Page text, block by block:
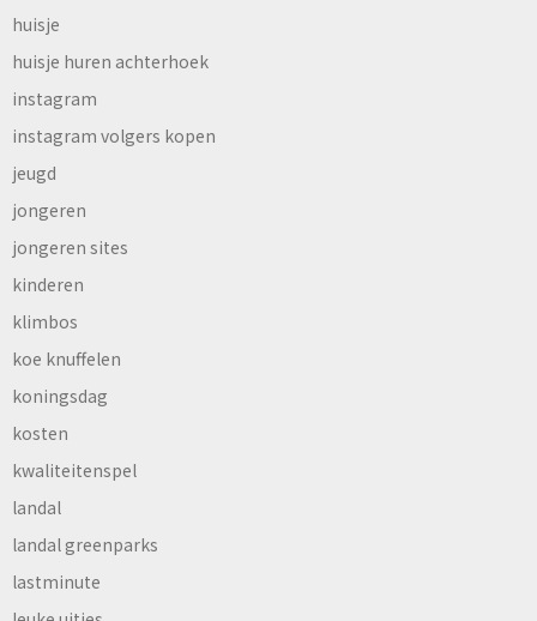
huisje
huisje huren achterhoek
instagram
instagram volgers kopen
jeugd
jongeren
jongeren sites
kinderen
klimbos
koe knuffelen
koningsdag
kosten
kwaliteitenspel
landal
landal greenparks
lastminute